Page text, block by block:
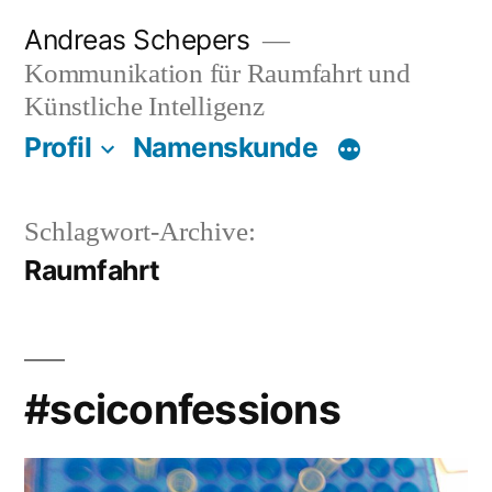
Inhalt
springen
Andreas Schepers
Kommunikation für Raumfahrt und
Künstliche Intelligenz
Profil Namenskunde
Schlagwort-Archive:
Raumfahrt
#sciconfessions